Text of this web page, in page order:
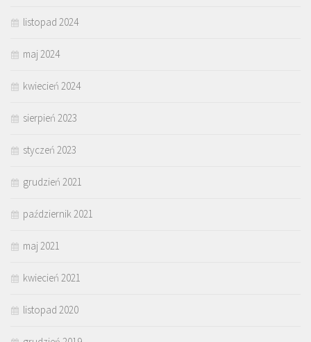
listopad 2024
maj 2024
kwiecień 2024
sierpień 2023
styczeń 2023
grudzień 2021
październik 2021
maj 2021
kwiecień 2021
listopad 2020